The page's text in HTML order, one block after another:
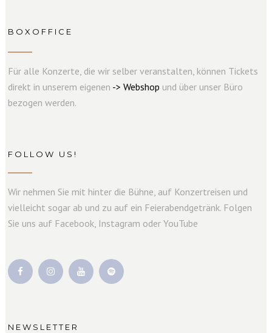
BOXOFFICE
Für alle Konzerte, die wir selber veranstalten, können Tickets
direkt in unserem eigenen ->Webshop und über unser Büro
bezogen werden.
FOLLOW US!
Wir nehmen Sie mit hinter die Bühne, auf Konzertreisen und
vielleicht sogar ab und zu auf ein Feierabendgetränk. Folgen
Sie uns auf Facebook, Instagram oder YouTube
NEWSLETTER